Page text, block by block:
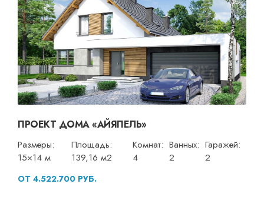
ПРОЕКТ ДОМА «АЙЯПЕЛЬ»
Размеры:
15×14 м
Площадь:
139,16 м2
Комнат:
4
Ванных:
2
Гаражей:
2
ОТ 4.522.700 РУБ.